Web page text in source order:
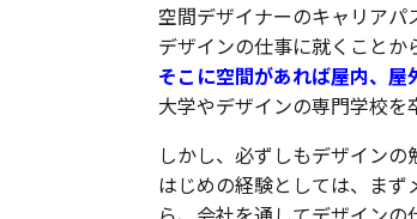
空間デザイナーのキャリアパ
デザインの仕事に就くことか
そこに空間があれば屋内、屋
大学やデザインの専門学校を
しかし、必ずしもデザイン
はじめの経験としては、ま